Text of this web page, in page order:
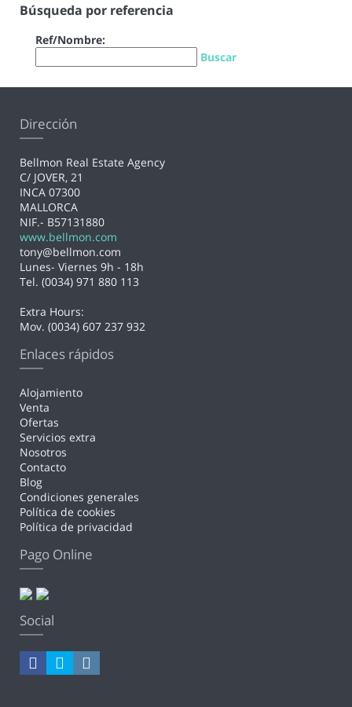
Búsqueda por referencia
Ref/Nombre:
Buscar
Dirección
Bellmon Real Estate Agency
C/ JOVER, 21
INCA 07300
MALLORCA
NIF.- B57131880
www.bellmon.com
tony@bellmon.com
Lunes- Viernes 9h - 18h
Tel. (0034) 971 880 113
Extra Hours:
Mov. (0034) 607 237 932
Enlaces rápidos
Alojamiento
Venta
Ofertas
Servicios extra
Nosotros
Contacto
Blog
Condiciones generales
Política de cookies
Política de privacidad
Pago Online
Social